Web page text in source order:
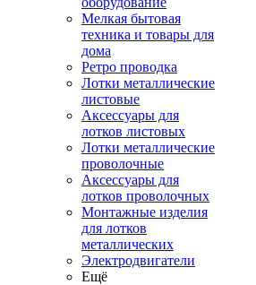
Мелкая бытовая
техника и товары для
дома
Ретро проводка
Лотки металлические
листовые
Аксессуары для
лотков листовых
Лотки металлические
проволочные
Аксессуары для
лотков проволочных
Монтажные изделия
для лотков
металлических
Электродвигатели
Ещё